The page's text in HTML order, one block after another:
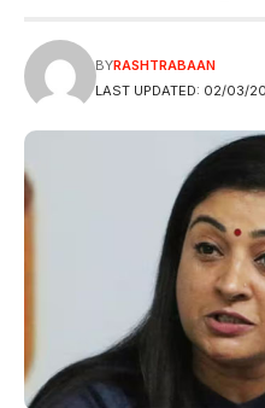
LAST UPDATED: 02/03/
BYRASHTRABAAN